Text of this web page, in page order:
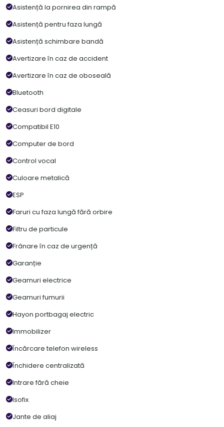
Asistență la pornirea din rampă
Asistență pentru faza lungă
Asistență schimbare bandă
Avertizare în caz de accident
Avertizare în caz de oboseală
Bluetooth
Ceasuri bord digitale
Compatibil E10
Computer de bord
Control vocal
Culoare metalică
ESP
Faruri cu faza lungă fără orbire
Filtru de particule
Frânare în caz de urgență
Garanție
Geamuri electrice
Geamuri fumurii
Hayon portbagaj electric
Immobilizer
Încărcare telefon wireless
Închidere centralizată
Intrare fără cheie
Isofix
Jante de aliaj